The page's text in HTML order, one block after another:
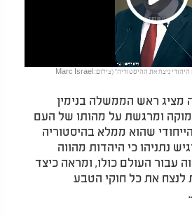
נתניהו במסר עוצמתי לעולם: "כך העם היהודי ניצח את ההיסטוריה" (צילום: Marc Israel
מציג ראש הממשלה בנימין
ומרגשת על מהותו של העם
שהוא ממלא בהיסטוריה
נתניהו כי היהדות מהווה
עבור העולם כולו, ומראה כיצד
לנצח את כל חוקי הטבע